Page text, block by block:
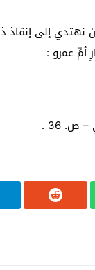
إلى إنقاذ
أمِّ عمرو :